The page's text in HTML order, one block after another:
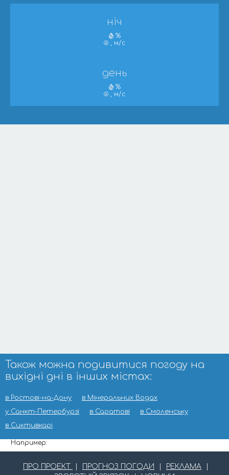
ніч
%
, м/с
день
%
, м/с
Також можна подивитися погоду на
вихідні дні в інших містах:
в Ростові-на-Дону
в Мінеральних Водах
у Санкт-Петербурзі
в Саратові
в Смоленську
в Сиктивкарі
Например:
ПРО ПРОЕКТ ПРОГНОЗ ПОГОДИ РЕКЛАМА